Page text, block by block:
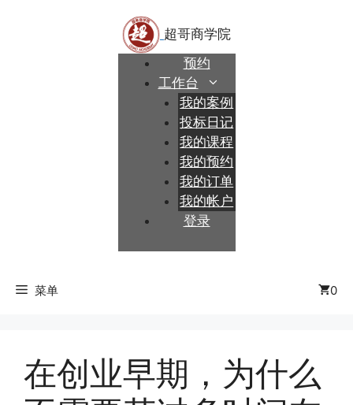
预约
工作台
我的案例
投标日记
我的课程
我的预约
我的订单
我的帐户
登录
菜单 0
在创业早期，为什么